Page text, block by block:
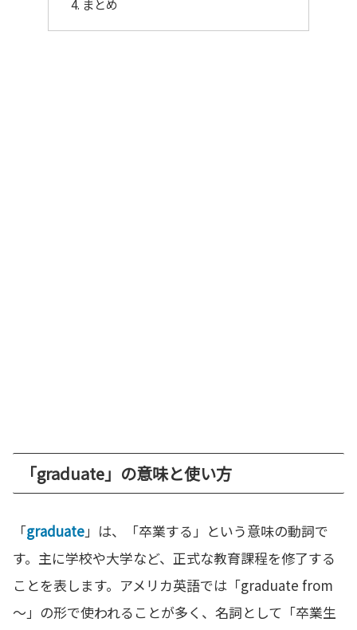
まとめ
「graduate」の意味と使い方
「graduate」は、「卒業する」という意味の動詞で
す。主に学校や大学など、正式な教育課程を修了する
ことを表します。アメリカ英語では「graduate from
～」の形で使われることが多く、名詞として「卒業生